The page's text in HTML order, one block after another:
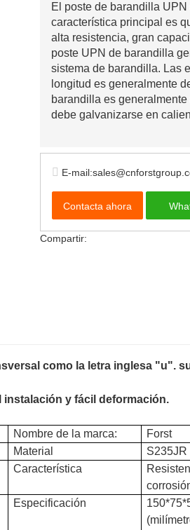
El poste de barandilla
característica principal es
alta resistencia, gran
poste UPN de barandilla
sistema de barandilla. Las
longitud es generalmente
barandilla es
debe galvanizarse en
E-
Contacta ahora
Compartir:
como la letra inglesa "u".
y fácil deformación.
Nombre de la marca:
Forst
Material
S235JR
Característica
Especificación